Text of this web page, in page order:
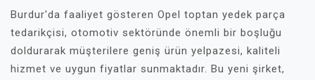
Burdur'da faaliyet gösteren Opel toptan yedek parça
tedarikçisi, otomotiv sektöründe önemli bir boşluğu
doldurarak müşterilere geniş ürün yelpazesi, kaliteli
hizmet ve uygun fiyatlar sunmaktadır. Bu yeni şirket,